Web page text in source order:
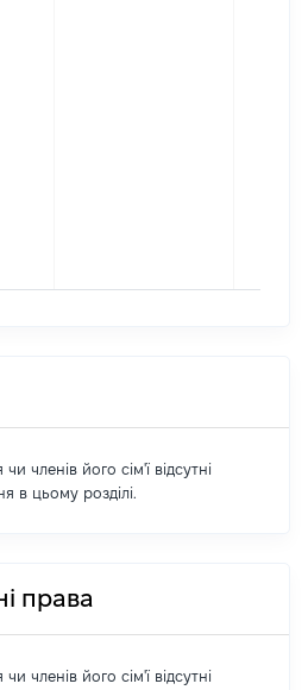
членів його сім'ї відсутні
в цьому розділі.
права
членів його сім'ї відсутні